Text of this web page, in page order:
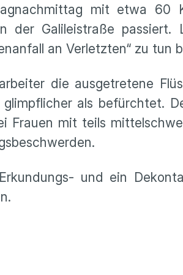
mit etwa 60
der Galileistraße passiert.
an Verletzten“ zu tun
die ausgetretene
als befürchtet.
Frauen mit teils
und ein